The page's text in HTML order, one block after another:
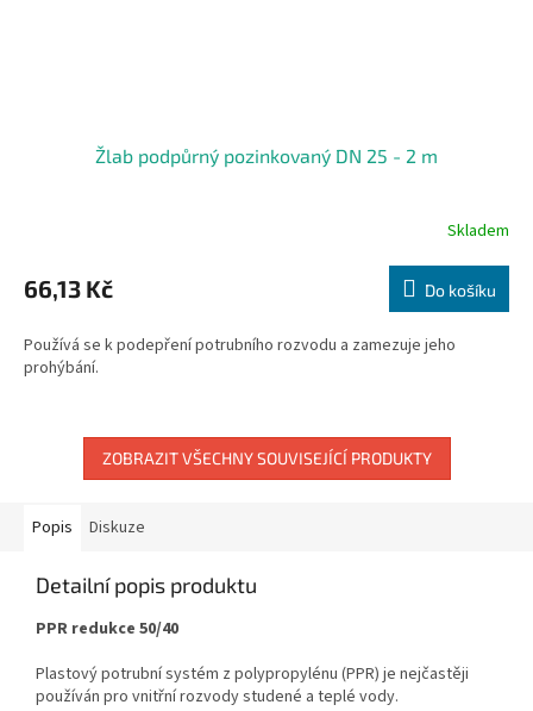
Žlab podpůrný pozinkovaný DN 25 - 2 m
Skladem
66,13 Kč Do košíku
Používá se k podepření potrubního rozvodu a zamezuje jeho
prohýbání.
ZOBRAZIT VŠECHNY SOUVISEJÍCÍ PRODUKTY
Popis Diskuze
Detailní popis produktu
PPR redukce 50/40
Plastový potrubní systém z polypropylénu (PPR) je nejčastěji
používán pro vnitřní rozvody studené a teplé vody.